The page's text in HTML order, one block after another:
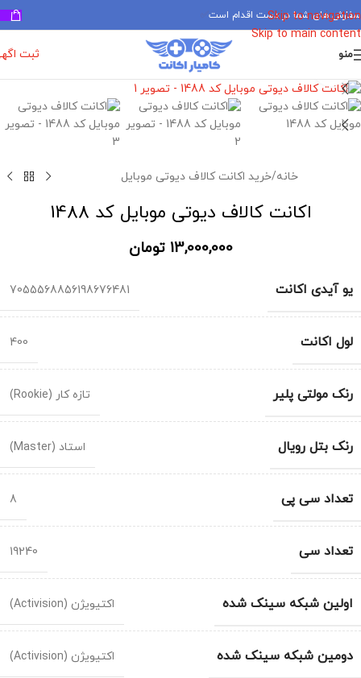
Skip to navigation
Skip to main content
سفارش های شما در دست اقدام است
منو ثبت
برای بزرگنمایی کلیک کنید
خانه/خرید اکانت کالاف دیوتی موبایل
اکانت کالاف دیوتی موبایل کد 1488
13,000,000 تومان
یو آیدی اکانت 7055568856198676481
لول اکانت 400
رنک مولتی پلیر تازه کار (Rookie)
رنک بتل رویال استاد (Master)
تعداد سی پی 8
تعداد سی 19240
اولین شبکه سینک شده اکتیویژن (Activision)
دومین شبکه سینک شده اکتیویژن (Activision)